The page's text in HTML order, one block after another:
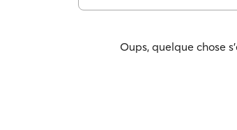
Oups, quelque chose